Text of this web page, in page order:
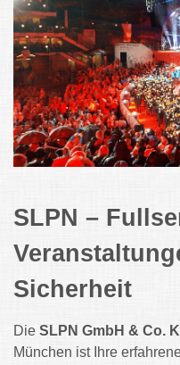
SLPN –
Sicherheit
Die SLPN GmbH & Co.
München ist Ihre